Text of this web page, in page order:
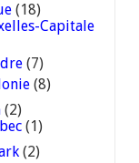
(18)
Capitale
(7)
(8)
(2)
(1)
(2)